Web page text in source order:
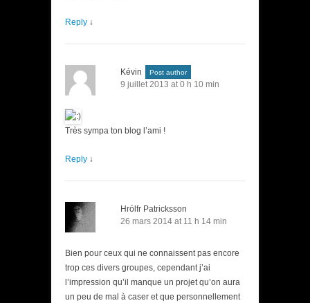
Reply ↓
Kévin Post author
9 juillet 2013 at 0 h 10 min
Très sympa ton blog l’ami !
Reply ↓
Hrólfr Patricksson
26 mars 2014 at 11 h 14 min
Bien pour ceux qui ne connaissent pas encore
trop ces divers groupes, cependant j’ai
l’impression qu’il manque un projet qu’on aura
un peu de mal à caser et que personnellement